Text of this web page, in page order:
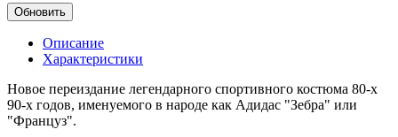
Описание
Характеристики
Новое переиздание легендарного спортивного костюма 80-х
90-х годов, именуемого в народе как Адидас "Зебра" или
"Француз".